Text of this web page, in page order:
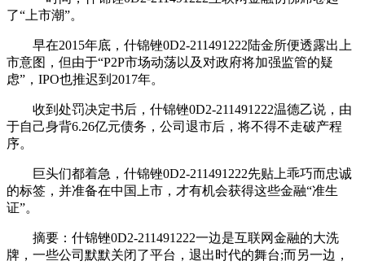
了“上市潮”。
早在2015年底，什锦锉0D2-211491222陆金所便透露出上
市意图，但由于“P2P市场动荡以及对政府将加强监管的疑
虑”，IPO也推迟到2017年。
收到处罚决定书后，什锦锉0D2-211491222温德乙说，由
于自己身背6.26亿元债务，公司退市后，将不得不走破产程
序。
巨头们都着急，什锦锉0D2-211491222先贴上乖巧而忠诚
的标签，并准备在中国上市，才有机会获得这些金融“准生
证”。
摘要：什锦锉0D2-211491222一边是互联网金融的大洗
牌，一些公司默默关闭了平台，退出时代的舞台;而另一边，